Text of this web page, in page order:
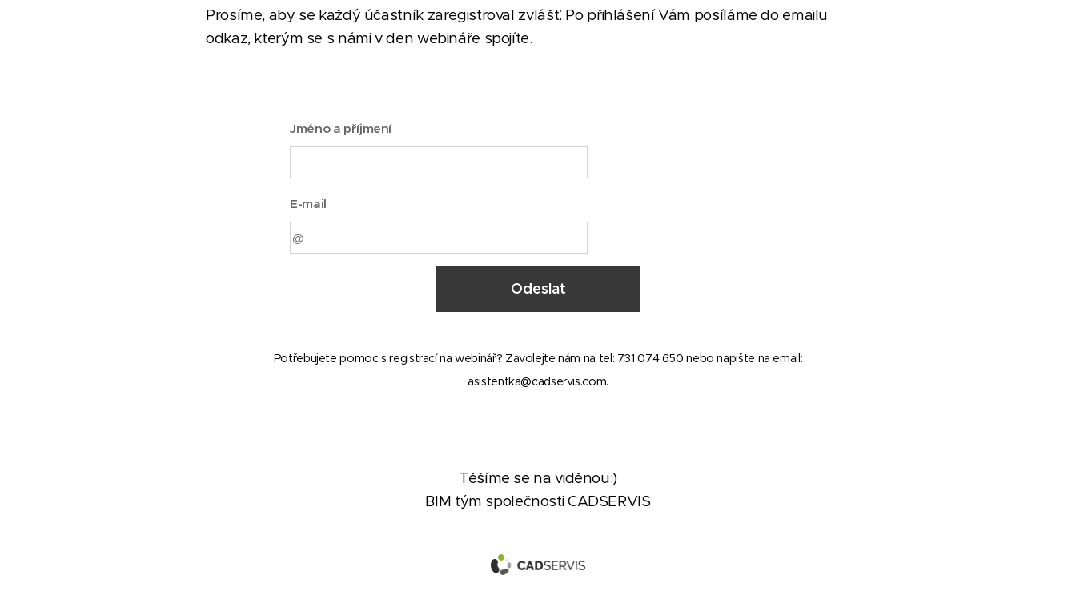
Prosíme, aby se každý účastník zaregistroval zvlášť. Po přihlášení Vám posíláme do emailu
odkaz, kterým se s námi v den webináře spojíte.
Jméno a příjmení
E-mail
Odeslat
Potřebujete pomoc s registrací na webinář? Zavolejte nám na tel: 731 074 650 nebo napište na email:
asistentka@cadservis.com.
Těšíme se na viděnou:)
BIM tým společnosti CADSERVIS